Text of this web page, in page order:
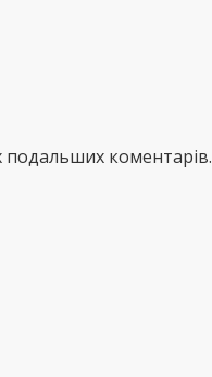
подальших коментарів.